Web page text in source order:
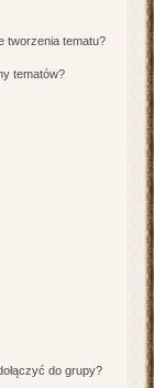
tworzenia tematu?
tematów?
do grupy?